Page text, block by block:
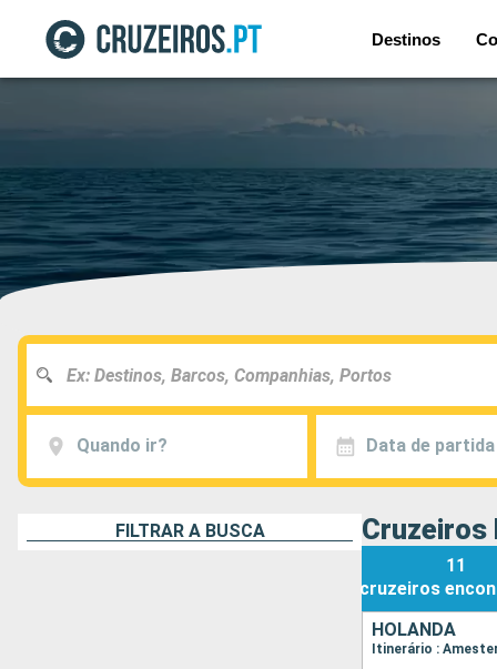
Destinos
Quando ir? Data de partida
FILTRAR A BUSCA Cruzeiros
11
cruzeiros
HOLANDA
Itinerário :